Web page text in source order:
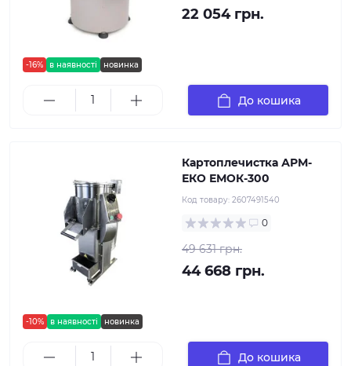
-16% в наявності новинка
22 054 грн.
До кошика
-10% в наявності новинка
Картоплечистка АРМ-
ЕКО ЕМОК-300
Код товару: 2607491540
0
49 631 грн.
44 668 грн.
До кошика